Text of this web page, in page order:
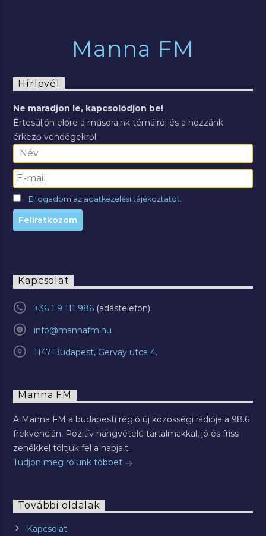
Manna FM
Hírlevél
Ne maradjon le, kapcsolódjon be!
Értesüljön előre a műsoraink témáiról és a hozzánk
érkező vendégekről.
Elfogadom az adatkezelési tájékoztatót.
Kapcsolat
+36 1 9 111 986
info@mannafm.hu
1147 Budapest, Gervay utca 4.
Manna FM
A Manna FM a budapesti régió új közösségi rádiója a 98.6
frekvencián. Pozitív hangvételű tartalmakkal, jó és friss
zenékkel töltjük fel a napjait.
Tudjon meg rólunk többet
További oldalak
Kapcsolat